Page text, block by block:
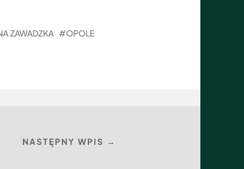
ZAWADZKA
OPOLE
NASTĘPNY WPIS →